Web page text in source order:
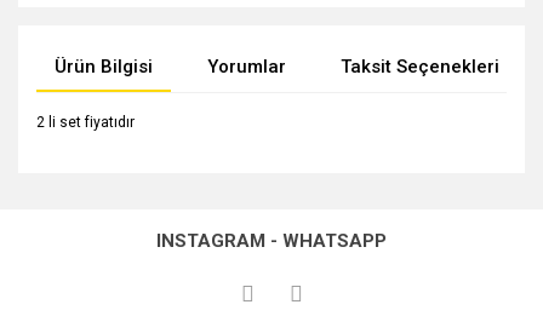
Ürün Bilgisi Yorumlar Taksit Seçenekleri
2 li set fiyatıdır
kullanarak tarafımıza iletebilirsiniz.
Görüş ve önerileriniz için teşekkür ederiz.
INSTAGRAM - WHATSAPP